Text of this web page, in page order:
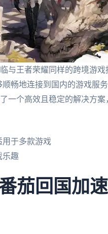
与王者荣耀同样的跨境游
畅地连接到国内的游戏服
一个高效且稳定的解决方
于多款游戏
乐趣
茄回国加